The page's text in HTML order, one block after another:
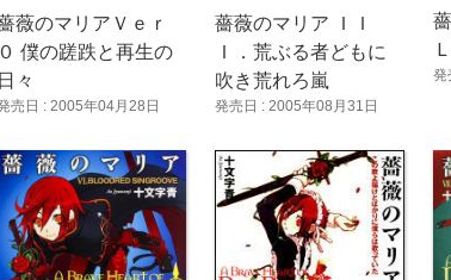
薇のマリアＶｅｒ
０ 僕の蹉跌と再生の
日々
売日 : 2005年04月28日
薔薇のマリア ＩＩ
Ｉ．荒ぶる者どもに
吹き荒れろ嵐
発売日 : 2005年08月31日
発